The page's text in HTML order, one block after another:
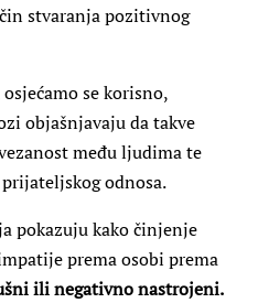
stvaranja pozitivnog
se korisno,
objašnjavaju da takve
među ljudima te
odnosa.
pokazuju kako činjenje
prema osobi prema
ili negativno nastrojeni.